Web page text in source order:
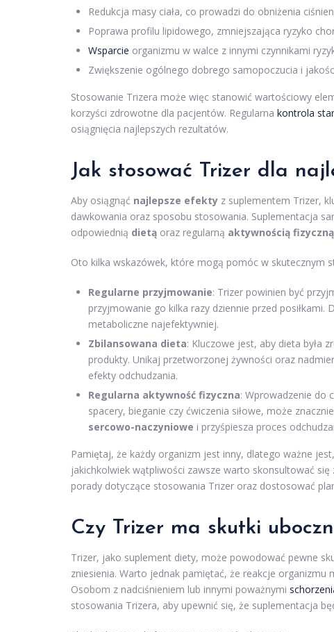
Redukcja masy ciała, co prowadzi do obniżenia
Poprawa profilu lipidowego, zmniejszająca ryzyko
Wsparcie organizmu w walce z innymi czynnikami
Zwiększenie ogólnego dobrego samopoczucia i
Stosowanie Trizera może więc stanowić wartościowy
korzyści zdrowotne dla pacjentów. Regularna kontrola
osiągnięcia najlepszych rezultatów.
Jak stosować Trizer dla
Aby osiągnąć najlepsze efekty z suplementem Trizer,
dawkowania oraz sposobu stosowania. Suplementacja
odpowiednią dietą oraz regularną aktywnością fizyczną
Oto kilka wskazówek, które mogą pomóc w skutecznym
Regularne przyjmowanie: Trizer powinien być
przyjmowanie go kilka razy dziennie przed
metaboliczne najefektywniej.
Zbilansowana dieta: Kluczowe jest, aby dieta była
produkty. Unikaj przetworzonej żywności oraz
efekty odchudzania.
Regularna aktywność fizyczna: Wprowadzenie do
spacery, bieganie czy ćwiczenia siłowe, może
sercowo-naczyniowe i przyśpiesza proces
Pamiętaj, że każdy organizm jest inny, dlatego ważne
jakichkolwiek wątpliwości zawsze warto skonsultować
porady dotyczące stosowania Trizer oraz dostosować
Czy Trizer ma skutki
Trizer, jako suplement diety, może powodować pewne
zniesienia. Warto jednak pamiętać, że reakcje
Osobom z nadciśnieniem lub innymi poważnymi
stosowania Trizera, aby upewnić się, że suplementacja